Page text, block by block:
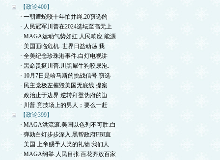
【政论400】
· 一朝遭蛇咬十年怕井绳.20窃选的
· 人民冠军川普在2024选坛至高无上
· MAGA运动气势如虹.人民响应.能源
· 美国面临危机..世界日益动荡.我
· 全美纪念珍珠港事件.白灯电视讲
· 黑命贵挺川普.川黑犀牛狗咬尿泡.
· 10月7日是哈马斯的挑战信号.窃选
· 民主党极左摧毁美国无底线.提案
· 政治止于边界 逆转拜登伪府的边
· 川普.竞技场上的男人；要么一赶
【政论399】
· MAGA洪流滚.美国以色列不可胜.白
· 弹劾白灯步步深入.黑帮政府FBI直
· 美国.上帝赐予人类的礼物.我们人
· MAGA纲举.人民目张.百花齐放百家